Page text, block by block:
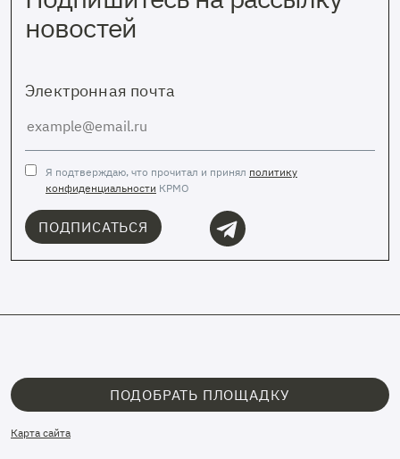
новостей
Электронная почта
Я подтверждаю, что прочитал и принял политику
конфиденциальности КРМО
ПОДПИСАТЬСЯ
ПОДОБРАТЬ ПЛОЩАДКУ
Карта сайта